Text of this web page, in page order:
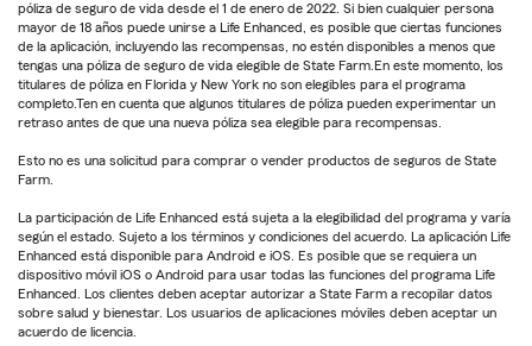
póliza de seguro de vida desde el 1 de enero de 2022. Si bien cualquier persona
mayor de 18 años puede unirse a Life Enhanced, es posible que ciertas funciones
de la aplicación, incluyendo las recompensas, no estén disponibles a menos que
tengas una póliza de seguro de vida elegible de State Farm.En este momento, los
titulares de póliza en Florida y New York no son elegibles para el programa
completo.Ten en cuenta que algunos titulares de póliza pueden experimentar un
retraso antes de que una nueva póliza sea elegible para recompensas.
Esto no es una solicitud para comprar o vender productos de seguros de State
Farm.
La participación de Life Enhanced está sujeta a la elegibilidad del programa y varía
según el estado. Sujeto a los términos y condiciones del acuerdo. La aplicación Life
Enhanced está disponible para Android e iOS. Es posible que se requiera un
dispositivo móvil iOS o Android para usar todas las funciones del programa Life
Enhanced. Los clientes deben aceptar autorizar a State Farm a recopilar datos
sobre salud y bienestar. Los usuarios de aplicaciones móviles deben aceptar un
acuerdo de licencia.